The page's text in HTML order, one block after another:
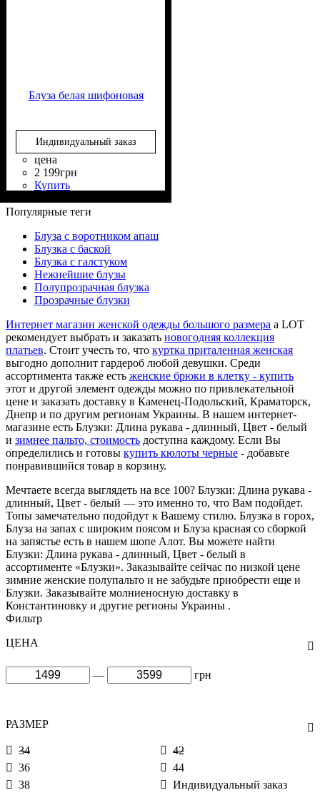
Блуза белая шифоновая
Индивидуальный заказ
цена
2 199грн
Купить
Полиэстер, 30% Вискоза,
Популярные теги
Блуза с воротником апаш
Блузка с баской
Блузка с галстуком
Нежнейшие блузы
Полупрозрачная блузка
Прозрачные блузки
Интернет магазин женской одежды большого размера a LOT
рекомендует выбрать и заказать новогодняя коллекция
платьев. Стоит учесть то, что куртка приталенная женская
выгодно дополнит гардероб любой девушки. Среди
ассортимента также есть женские брюки в клетку - купить
этот и другой элемент одежды можно по привлекательной
цене и заказать доставку в Каменец-Подольский, Краматорск,
Днепр и по другим регионам Украины. В нашем интернет-
магазине есть Блузки: Длина рукава - длинный, Цвет - белый
и зимнее пальто, стоимость доступна каждому. Если Вы
определились и готовы купить кюлоты черные - добавьте
понравившийся товар в корзину.
Мечтаете всегда выглядеть на все 100? Блузки: Длина рукава -
длинный, Цвет - белый — это именно то, что Вам подойдет.
Топы замечательно подойдут к Вашему стилю. Блузка в горох,
Блуза на запах с широким поясом и Блуза красная со сборкой
на запястье есть в нашем шопе Алот. Вы можете найти
Блузки: Длина рукава - длинный, Цвет - белый в
ассортименте «Блузки». Заказывайте сейчас по низкой цене
зимние женские полупальто и не забудьте приобрести еще и
Блузки. Заказывайте молниеносную доставку в
Константиновку и другие регионы Украины .
Фильтр
ЦЕНА
— грн
РАЗМЕР
34
36
38
42
44
Индивидуальный заказ